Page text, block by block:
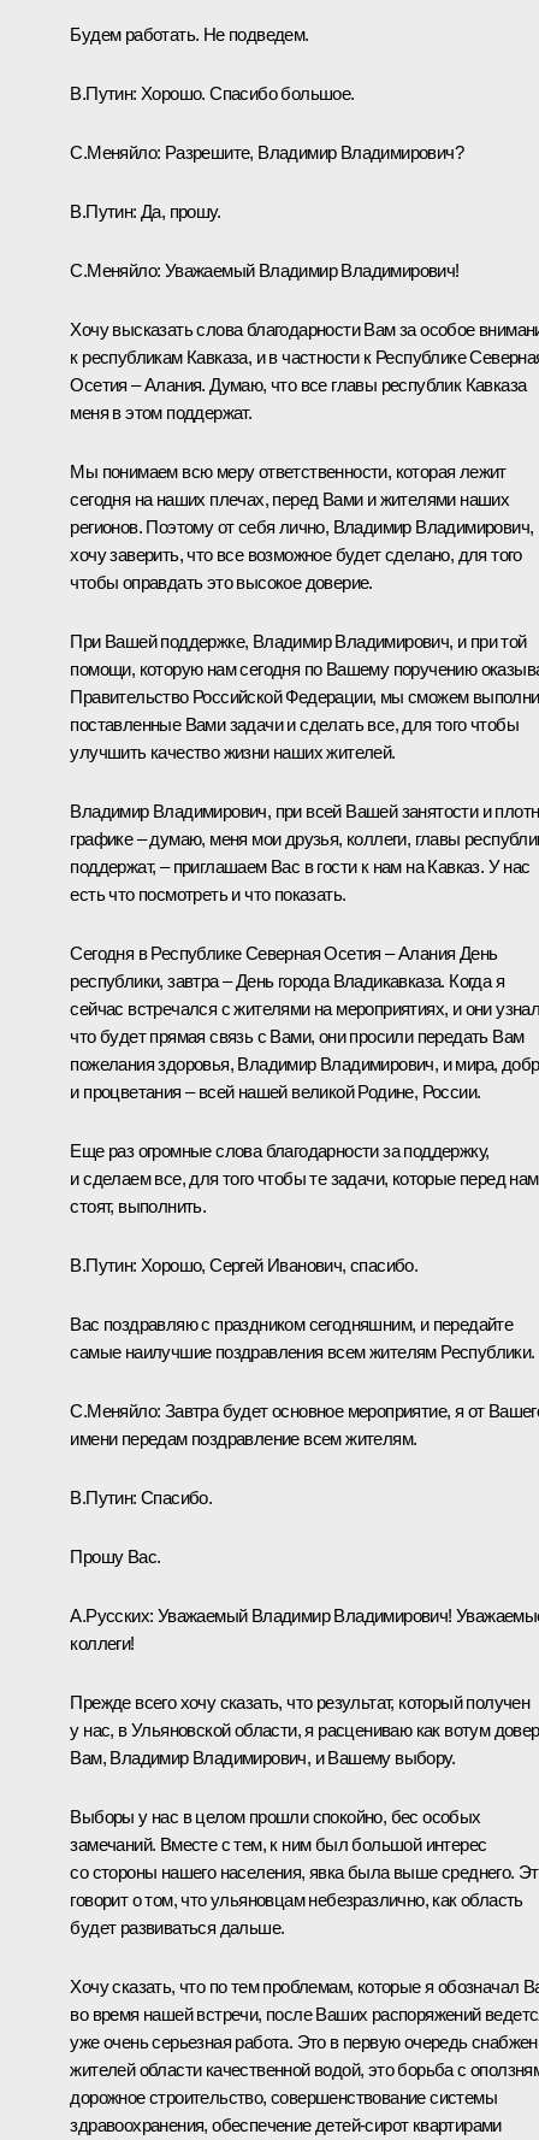
Будем работать. Не подведем.
В.Путин: Хорошо. Спасибо большое.
С.Меняйло: Разрешите, Владимир Владимирович?
В.Путин: Да, прошу.
С.Меняйло: Уважаемый Владимир Владимирович!
Хочу высказать слова благодарности Вам за особое
к республикам Кавказа, и в частности к Республике
Осетия – Алания. Думаю, что все главы республик Кавказа
меня в этом поддержат.
Мы понимаем всю меру ответственности, которая лежит
сегодня на наших плечах, перед Вами и жителями наших
регионов. Поэтому от себя лично, Владимир Владимирович,
хочу заверить, что все возможное будет сделано, для того
чтобы оправдать это высокое доверие.
При Вашей поддержке, Владимир Владимирович, и при той
помощи, которую нам сегодня по Вашему поручению
Правительство Российской Федерации, мы сможем
поставленные Вами задачи и сделать все, для того чтобы
улучшить качество жизни наших жителей.
Владимир Владимирович, при всей Вашей занятости и
графике – думаю, меня мои друзья, коллеги, главы
поддержат, – приглашаем Вас в гости к нам на Кавказ. У нас
есть что посмотреть и что показать.
Сегодня в Республике Северная Осетия – Алания День
республики, завтра – День города Владикавказа. Когда я
сейчас встречался с жителями на мероприятиях, и они
что будет прямая связь с Вами, они просили передать Вам
пожелания здоровья, Владимир Владимирович, и мира,
и процветания – всей нашей великой Родине, России.
Еще раз огромные слова благодарности за поддержку,
и сделаем все, для того чтобы те задачи, которые перед
стоят, выполнить.
В.Путин: Хорошо, Сергей Иванович, спасибо.
Вас поздравляю с праздником сегодняшним, и передайте
самые наилучшие поздравления всем жителям Республики.
С.Меняйло: Завтра будет основное мероприятие, я от
имени передам поздравление всем жителям.
В.Путин: Спасибо.
Прошу Вас.
А.Русских: Уважаемый Владимир Владимирович!
коллеги!
Прежде всего хочу сказать, что результат, который получен
у нас, в Ульяновской области, я расцениваю как вотум
Вам, Владимир Владимирович, и Вашему выбору.
Выборы у нас в целом прошли спокойно, бес особых
замечаний. Вместе с тем, к ним был большой интерес
со стороны нашего населения, явка была выше среднего.
говорит о том, что ульяновцам небезразлично, как область
будет развиваться дальше.
Хочу сказать, что по тем проблемам, которые я обозначал
во время нашей встречи, после Ваших распоряжений
уже очень серьезная работа. Это в первую очередь
жителей области качественной водой, это борьба с
дорожное строительство, совершенствование системы
здравоохранения, обеспечение детей-сирот квартирами